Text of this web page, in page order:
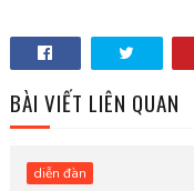
BÀI VIẾT LIÊN QUAN
diễn đàn